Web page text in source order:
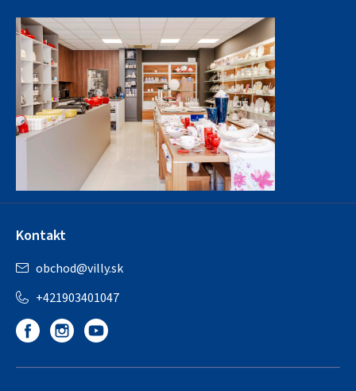
Kontakt
obchod@villy.sk
+421903401047